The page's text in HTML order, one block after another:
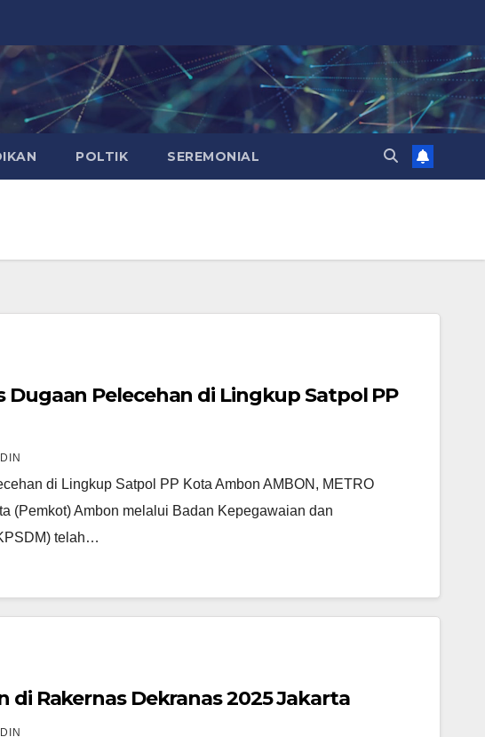
POLTIK SEREMONIAL
Dugaan Pelecehan di Lingkup Satpol PP
di Lingkup Satpol PP Kota Ambon AMBON, METRO
(Pemkot) Ambon melalui Badan Kepegawaian dan
telah…
di Rakernas Dekranas 2025 Jakarta